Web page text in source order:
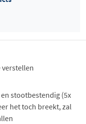
verstellen
stootbestendig (5x
het toch breekt, zal